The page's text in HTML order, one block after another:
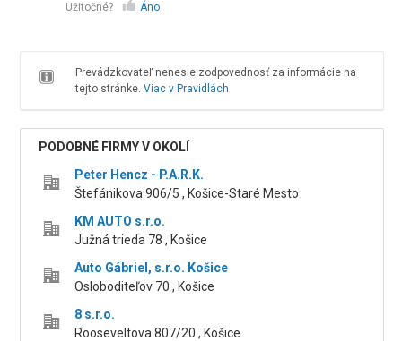
Užitočné? Áno
Prevádzkovateľ nenesie zodpovednosť za informácie na
tejto stránke. Viac v Pravidlách
PODOBNÉ FIRMY V OKOLÍ
Peter Hencz - P.A.R.K.
Štefánikova 906/5 , Košice-Staré Mesto
KM AUTO s.r.o.
Južná trieda 78 , Košice
Auto Gábriel, s.r.o. Košice
Osloboditeľov 70 , Košice
8 s.r.o.
Rooseveltova 807/20 , Košice